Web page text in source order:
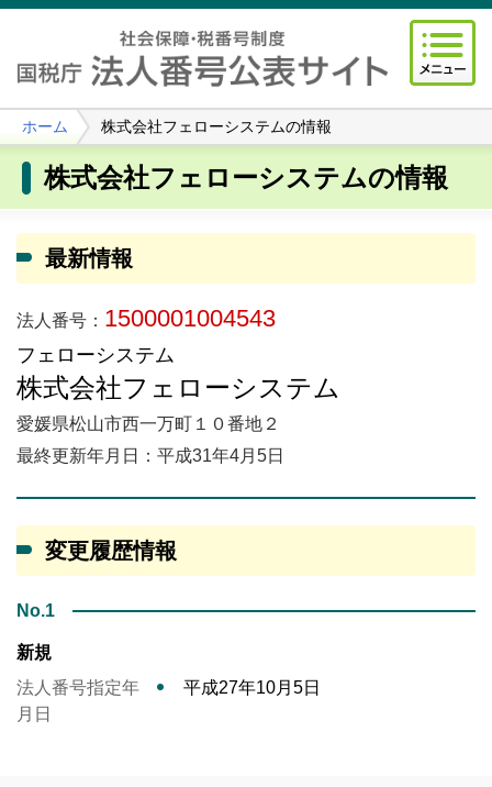
ホーム 株式会社フェローシステムの情報
株式会社フェローシステムの情報
最新情報
法人番号： 1500001004543
フェローシステム
株式会社フェローシステム
愛媛県松山市西一万町１０番地２
最終更新年月日：平成31年4月5日
変更履歴情報
No.1
新規
法人番号指定年
月日
平成27年10月5日